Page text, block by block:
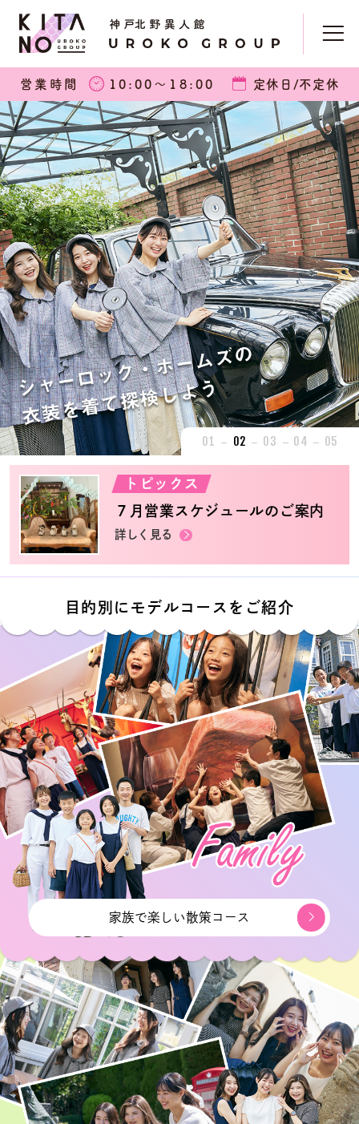
営業時間 10:00〜18:00 定休日/不定休
01 02 03 04 05
トピックス
７月営業スケジュールのご案内
詳しく見る
目的別にモデルコースをご紹介
家族で楽しい散策コース